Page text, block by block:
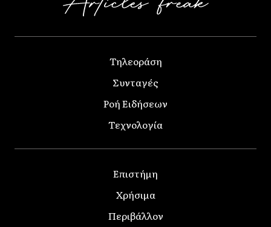
Τηλεοράση
Συνταγές
Ροή Ειδήσεων
Τεχνολογία
Επιστήμη
Χρήσιμα
Περιβάλλον